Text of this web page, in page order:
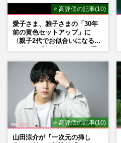
⭐ 高評価の記事(10)
愛子さま、雅子さまの「30年
前の黄色セットアップ」に
〈親子2代でお似合いになる〉
⭐ 高評価の記事(10)
山田涼介が『一次元の挿し